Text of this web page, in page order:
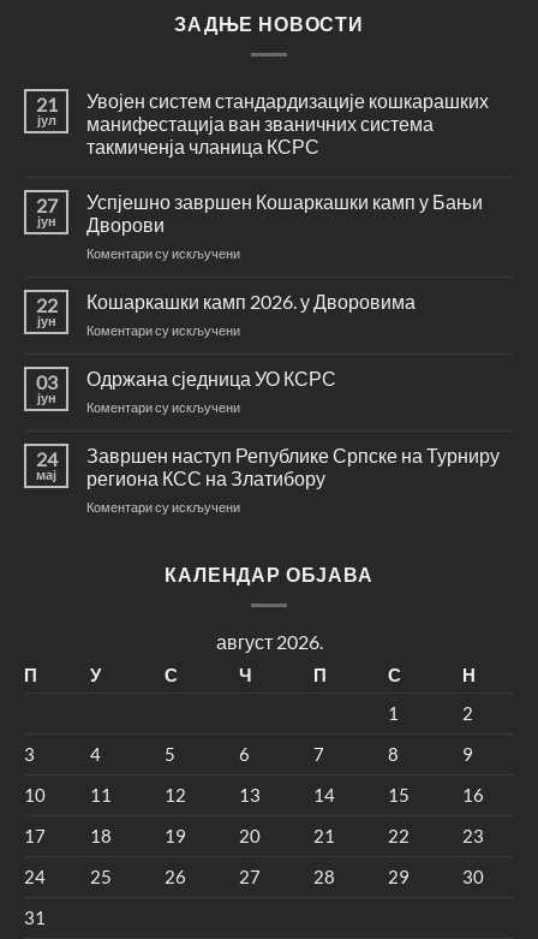
ЗАДЊЕ НОВОСТИ
21
јул
Увојен систем стандардизације кошкарашких
манифестација ван званичних система
такмиченја чланица КСРС
на
Увојен
систем
стандардизације
кошкарашких
ван
званичних
система
такмиченја
КСРС
27
јун
Успјешно завршен Кошаркашки камп у Бањи
Дворови
Коментари су искљученина
завршен
Кошаркашки
камп
Бањи
Дворови
22
јун
Кошаркашки камп 2026. у Дворовима
Коментари су искљученина
камп
2026.
у
03
јун
Одржана сједница УО КСРС
Коментари су искљученина
сједница
УО
24
мај
Завршен наступ Републике Српске на Турниру
региона КСС на Златибору
Коментари су искљученина
Републике
Турниру
региона
КСС
КАЛЕНДАР ОБЈАВА
август 2026.
П У С Ч П С
Н
1
2
3
4 5 6 7 8
9
10
11 12 13 14 15
16
17
18 19 20 21 22
23
24
25 26 27 28 29
30
31